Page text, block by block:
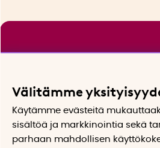
Välitämme
Käytämme evästeitä
sisältöä ja markkinointia sekä
parhaan mahdollisen